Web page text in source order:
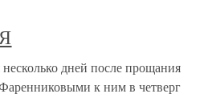
дней после прощания
к ним в четверг